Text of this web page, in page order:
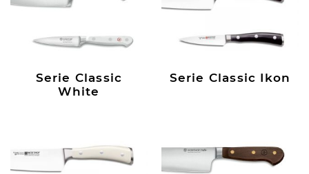
Serie Classic
White
Serie Classic Ikon